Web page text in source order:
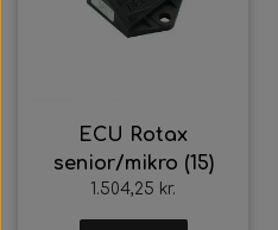
ECU Rotax
senior/mikro (15)
1.504,25 kr.